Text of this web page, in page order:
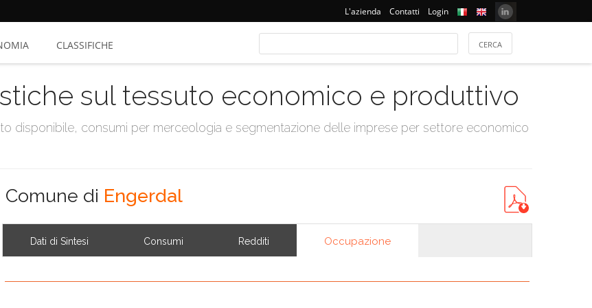
L'azienda Contatti Login
CLASSIFICHE
sul tessuto economico e produttivo
disponibile, consumi per merceologia e segmentazione delle imprese per settore economico
Comune di Engerdal
Dati di Sintesi Consumi Redditi Occupazione